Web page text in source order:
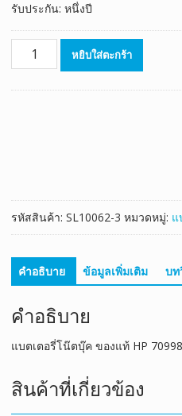
รับประกัน: หนึ่งปี
จำนวน
ชิ้น
หยิบใส่ตะกร้า
รหัสสินค้า: SL10062-3 หมวดหมู่: แ
คำอธิบาย ข้อมูลเพิ่มเติม บท
คำอธิบาย
แบตเตอรี่โน๊ตบุ๊ค ของแท้ HP
สินค้าที่เกี่ยวข้อง